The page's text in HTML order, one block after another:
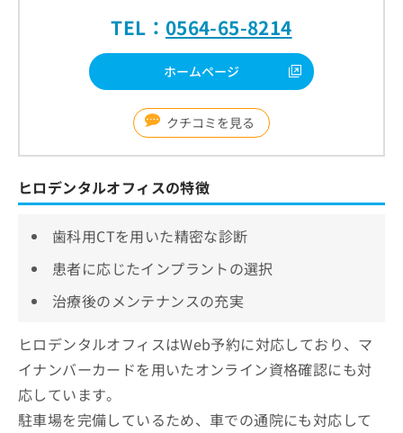
TEL： 0564-65-8214
ホームページ
クチコミを見る
ヒロデンタルオフィスの特徴
歯科用CTを用いた精密な診断
患者に応じたインプラントの選択
治療後のメンテナンスの充実
ヒロデンタルオフィスはWeb予約に対応しており、マ
イナンバーカードを用いたオンライン資格確認にも対
応しています。
駐車場を完備しているため、車での通院にも対応して